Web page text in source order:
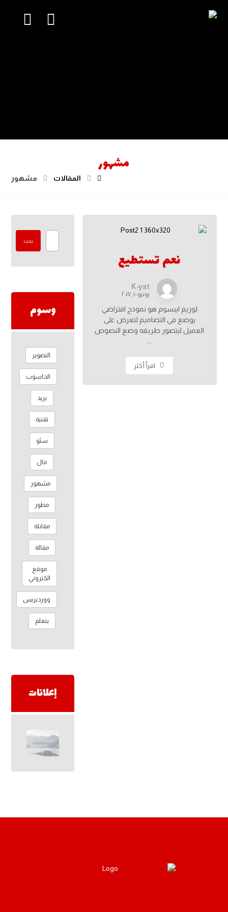
مشهور
المقالات مشهور
نعم تستطيع
K٠yat
يونيو ١٠, ٢٠١٧
لوريم ايبسوم هو نموذج افتراضي
يوضع في التصاميم لتعرض على
العميل ليتصور طريقه وضع النصوص
اقرأ أكثر
بحث
وسوم
التصوير
الحاسوب
بريد
تقنية
سئو
مال
مشهور
مطور
مقابلة
مقالة
موقع
الكتروني
ووردبريس
يتعلم
إعلانات